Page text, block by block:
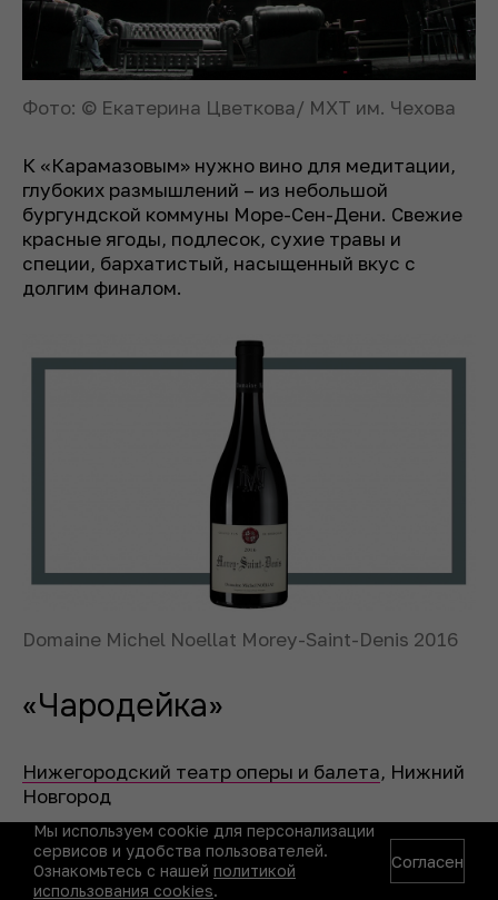
Фото: © Екатерина Цветкова/ МХТ им. Чехова
К «Карамазовым» нужно вино для медитации,
глубоких размышлений – из небольшой
бургундской коммуны Море-Сен-Дени. Свежие
красные ягоды, подлесок, сухие травы и
специи, бархатистый, насыщенный вкус с
долгим финалом.
Domaine Michel Noellat Morey-Saint-Denis 2016
«Чародейка»
Нижегородский театр оперы и балета, Нижний
Новгород
Чайковский отдал этой опере два года
напряженной работы в усадьбе Майданово.
Действие разворачивается в Нижнем
Мы используем cookie для персонализации
сервисов и удобства пользователей.
Ознакомьтесь с нашей политикой
использования cookies.
Согласен